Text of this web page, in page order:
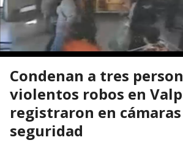
Condenan a tres
violentos robos en
registraron en
seguridad